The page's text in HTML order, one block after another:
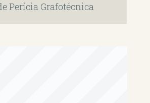
Perícia Grafotécnica